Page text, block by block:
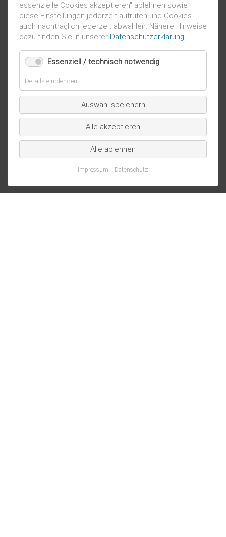
essenzielle Cookies akzeptieren" ablehnen sowie
diese Einstellungen jederzeit aufrufen und Cookies
auch nachträglich jederzeit abwählen. Nähere Hinweise
dazu finden Sie in unserer Datenschutzerklärung.
Essenziell / technisch notwendig
Details einblenden
Essenziell
technisch
notwendig
Auswahl speichern
Alle akzeptieren
Alle ablehnen
Impressum Datenschutz